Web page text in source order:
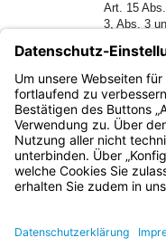
Art. 15
3, Abs. 3
16 Abs. 2
6.
Bayern.de
BayernPortal
Impressum